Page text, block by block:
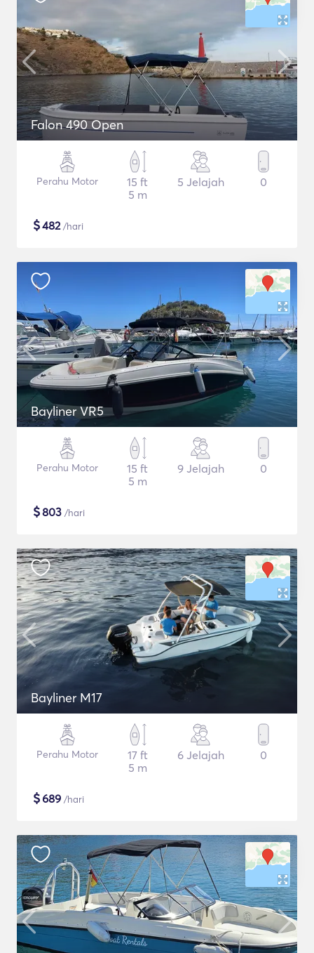
Falon 490 Open
Perahu Motor
15 ft
5 m
5 Jelajah 0
$482/hari
Bayliner VR5
Perahu Motor
15 ft
5 m
9 Jelajah 0
$803 /hari
Bayliner M17
Perahu Motor
17 ft
5 m
6 Jelajah 0
$689 /hari